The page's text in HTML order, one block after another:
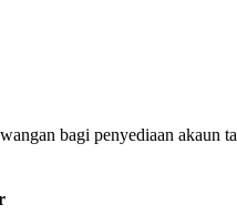
bagi penyediaan